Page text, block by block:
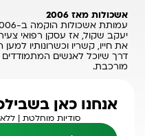
אשכולות מאז 2006
יעקב שקול, אז עסקן רפואי
את חייו, קשריו וכשרונותיו
דרך שיוכל לאנשים
מורכבת.
אנחנו כאן
סודיות מוחלטת |